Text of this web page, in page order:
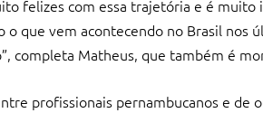
felizes com essa trajetória e é
que vem acontecendo no Brasil nos
completa Matheus, que também é
profissionais pernambucanos e de